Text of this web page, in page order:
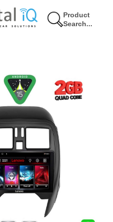
Product
Search...
17% Έκπτωση